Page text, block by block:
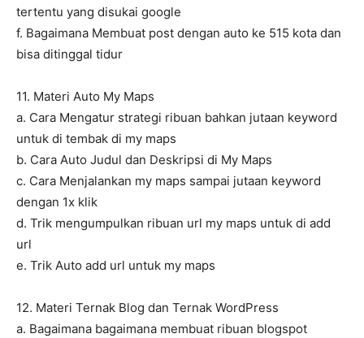
tertentu yang disukai google
f. Bagaimana Membuat post dengan auto ke 515 kota dan
bisa ditinggal tidur
11. Materi Auto My Maps
a. Cara Mengatur strategi ribuan bahkan jutaan keyword
untuk di tembak di my maps
b. Cara Auto Judul dan Deskripsi di My Maps
c. Cara Menjalankan my maps sampai jutaan keyword
dengan 1x klik
d. Trik mengumpulkan ribuan url my maps untuk di add
url
e. Trik Auto add url untuk my maps
12. Materi Ternak Blog dan Ternak WordPress
a. Bagaimana bagaimana membuat ribuan blogspot